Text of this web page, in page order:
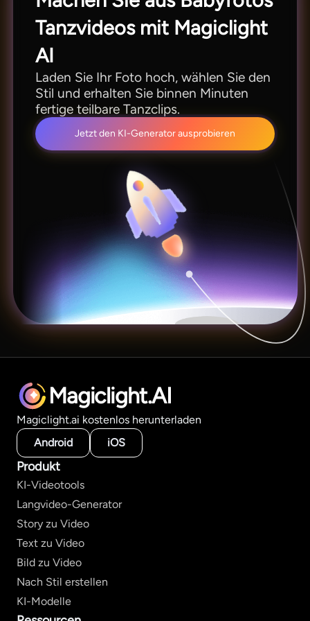
Tanzvideos mit Magiclight
AI
Laden Sie Ihr Foto hoch, wählen Sie den
Stil und erhalten Sie binnen Minuten
fertige teilbare Tanzclips.
Jetzt den KI-Generator ausprobieren
Magiclight.AI
Magiclight.ai kostenlos herunterladen
Android
iOS
Produkt
KI-Videotools
Langvideo-Generator
Story zu Video
Text zu Video
Bild zu Video
Nach Stil erstellen
KI-Modelle